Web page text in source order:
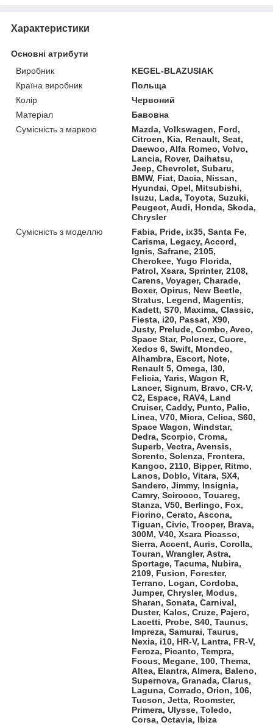
Характеристики
Основні атрибути
Виробник
KEGEL-BLAZUSIAK
Країна виробник
Польща
Колір
Червоний
Матеріал
Бавовна
Сумісність з маркою
Mazda, Volkswagen, Ford,
Citroen, Kia, Renault, Seat,
Daewoo, Alfa Romeo, Volvo,
Lancia, Rover, Daihatsu,
Jeep, Chevrolet, Subaru,
BMW, Fiat, Dacia, Nissan,
Hyundai, Opel, Mitsubishi,
Isuzu, Lada, Toyota, Suzuki,
Peugeot, Audi, Honda, Skoda,
Chrysler
Сумісність з моделлю
Fabia, Pride, ix35, Santa Fe,
Carisma, Legacy, Accord,
Ignis, Safrane, 2105,
Cherokee, Yugo Florida,
Patrol, Xsara, Sprinter, 2108,
Carens, Voyager, Charade,
Boxer, Opirus, New Beetle,
Stratus, Legend, Magentis,
Kadett, S70, Maxima, Classic,
Fiesta, i20, Passat, X90,
Justy, Prelude, Combo, Aveo,
Space Star, Polonez, Cuore,
Xedos 6, Swift, Mondeo,
Alhambra, Escort, Note,
Renault 5, Omega, I30,
Felicia, Yaris, Wagon R,
Lancer, Signum, Bravo, CR-V,
C2, Espace, RAV4, Land
Cruiser, Caddy, Punto, Palio,
Linea, V70, Micra, Celica, S60,
Space Wagon, Windstar,
Dedra, Scorpio, Croma,
Superb, Vectra, Avensis,
Sorento, Solenza, Frontera,
Kangoo, 2110, Bipper, Ritmo,
Lanos, Doblo, Vitara, SX4,
Sandero, Jimmy, Insignia,
Camry, Scirocco, Touareg,
Stanza, V50, Berlingo, Fox,
Fiorino, Cerato, Ascona,
Tiguan, Civic, Trooper, Brava,
300M, V40, Xsara Picasso,
Sierra, Accent, Auris, Corolla,
Touran, Wrangler, Astra,
Sportage, Tacuma, Nubira,
2109, Fusion, Forester,
Terrano, Logan, Cordoba,
Jumper, Chrysler, Modus,
Sharan, Sonata, Carnival,
Duster, Kalos, Cruze, Pajero,
Lacetti, Probe, S40, Taunus,
Impreza, Samurai, Taurus,
Nexia, i10, HR-V, Lantra, FR-V,
Feroza, Picanto, Tempra,
Focus, Megane, 100, Thema,
Altea, Elantra, Almera, Baleno,
Supernova, Granada, Clarus,
Laguna, Corrado, Orion, 106,
Tucson, Jetta, Roomster,
Primera, Ulysse, Toledo,
Corsa, Octavia, Ibiza